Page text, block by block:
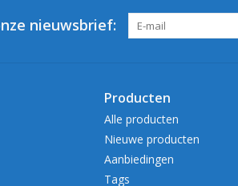
nieuwsbrief:
Producten
Alle producten
Nieuwe producten
Aanbiedingen
Tags